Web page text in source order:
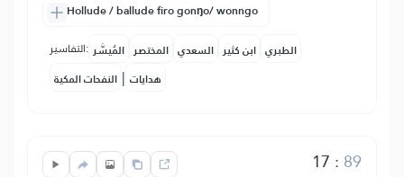
Hollude / ballude firo gonŋo/ wonngo
التفاسير: المُيسَّر المختصر السعدي ابن كثير الطبري
النفحات المكية | هدايات
17 : 89